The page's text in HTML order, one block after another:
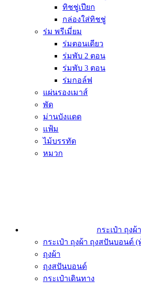
ทิชชู่เปียก
กล่องใส่ทิชชู่
ร่ม พรีเมี่ยม
ร่มตอนเดียว
ร่มพับ 2 ตอน
ร่มพับ 3 ตอน
ร่มกอล์ฟ
แผ่นรองเมาส์
พัด
ม่านบังแดด
แฟ้ม
ไม้บรรทัด
หมวก
กระเป๋า ถุง
กระเป๋า ถุงผ้า ถุงสปันบอนด์
ถุงผ้า
ถุงสปันบอนด์
กระเป๋าเดินทาง